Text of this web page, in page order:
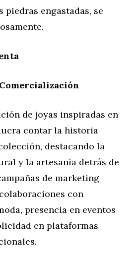
piedras engastadas, se
de joyas inspiradas en
contar la historia
destacando la
y la artesanía detrás de
de marketing
con
presencia en eventos
en plataformas